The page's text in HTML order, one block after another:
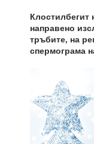
Клостилбегит
направено
тръбите, на
спермограма